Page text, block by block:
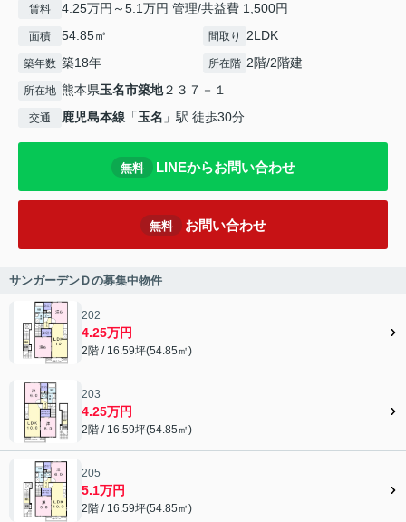
賃料 4.25万円～5.1万円 管理/共益費 1,500円
面積 54.85㎡ 間取り 2LDK
築年数 築18年 所在階 2階/2階建
所在地 熊本県玉名市築地２３７－１
交通 鹿児島本線 「玉名 」駅 徒歩30分
無料 LINEからお問い合わせ
無料 お問い合わせ
サンガーデンＤの募集中物件
202
4.25万円
2階 / 16.59坪(54.85㎡)
203
4.25万円
2階 / 16.59坪(54.85㎡)
205
5.1万円
2階 / 16.59坪(54.85㎡)